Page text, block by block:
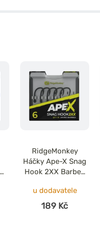
RidgeMonkey
Háčky Ape-X Snag
Hook 2XX Barbed
u dodavatele
189 Kč